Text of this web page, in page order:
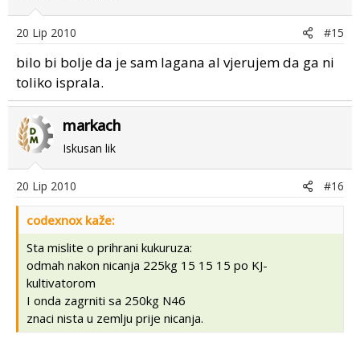
20 Lip 2010 #15
bilo bi bolje da je sam lagana al vjerujem da ga ni
toliko isprala.
markach
Iskusan lik
20 Lip 2010 #16
codexnox kaže:
Sta mislite o prihrani kukuruza:
odmah nakon nicanja 225kg 15 15 15 po KJ-
kultivatorom
I onda zagrniti sa 250kg N46
znaci nista u zemlju prije nicanja.